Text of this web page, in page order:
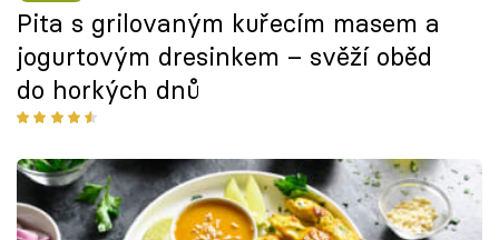
Pita s grilovaným kuřecím masem a
jogurtovým dresinkem – svěží oběd
do horkých dnů